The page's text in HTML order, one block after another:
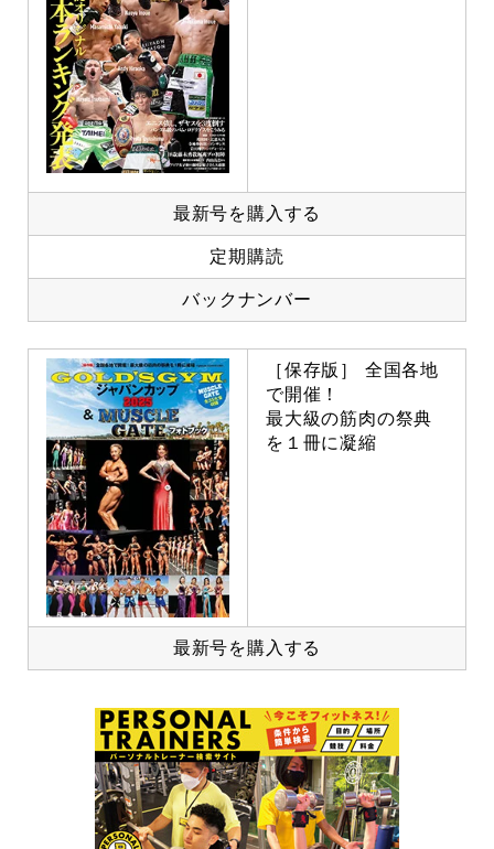
最新号を購入する
定期購読
バックナンバー
［保存版］ 全国各地
で開催！
最大級の筋肉の祭典
を１冊に凝縮
最新号を購入する